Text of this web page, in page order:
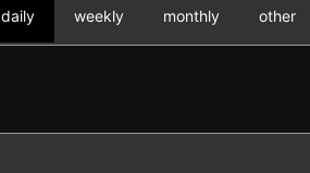
daily weekly monthly other